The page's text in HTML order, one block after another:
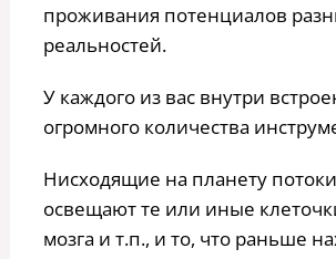
проживания потенциалов
реальностей.
У каждого из вас внутри
огромного количества
Нисходящие на планету
освещают те или иные
мозга и т.п., и то, что раньше